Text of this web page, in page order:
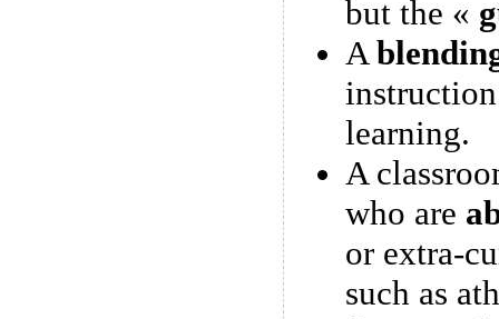
but the «
A
learning.
A
who are
or extra-
such as